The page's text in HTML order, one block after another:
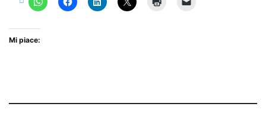
Mi piace: